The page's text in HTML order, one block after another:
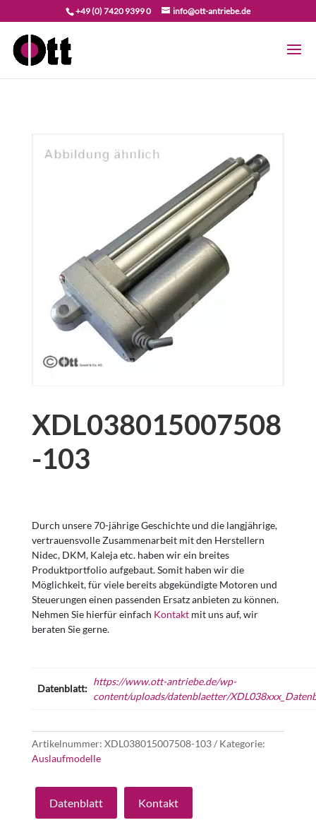
+49 (0) 7420 9399 0 info@ott-antriebe.de
XDL038015007508
-103
Durch unsere 70-jährige Geschichte und die langjährige,
vertrauensvolle Zusammenarbeit mit den Herstellern
Nidec, DKM, Kaleja etc. haben wir ein breites
Produktportfolio aufgebaut. Somit haben wir die
Möglichkeit, für viele bereits abgekündigte Motoren und
Steuerungen einen passenden Ersatz anbieten zu können.
Nehmen Sie hierfür einfach Kontaktmit uns auf, wir
beraten Sie gerne.
Datenblatt:
https://www.ott-antriebe.de/wp-
content/uploads/datenblaetter/
Artikelnummer: XDL038015007508-103
Kategorie:
Auslaufmodelle
Datenblatt Kontakt